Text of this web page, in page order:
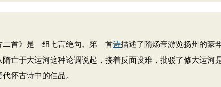
首》是一组七言绝句。第一首诗描述了隋炀帝游览扬州的豪
隋亡于大运河这种论调说起，接着反面设难，批驳了修大运
怀古诗中的佳品。